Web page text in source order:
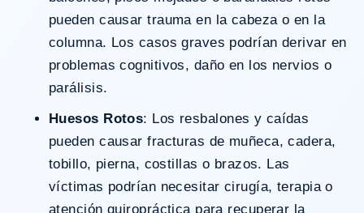
pueden causar trauma en la cabeza o en la
columna. Los casos graves podrían derivar en
problemas cognitivos, daño en los nervios o
parálisis.
Huesos Rotos: Los resbalones y caídas
pueden causar fracturas de muñeca, cadera,
tobillo, pierna, costillas o brazos. Las
víctimas podrían necesitar cirugía, terapia o
atención quiropráctica para recuperar la